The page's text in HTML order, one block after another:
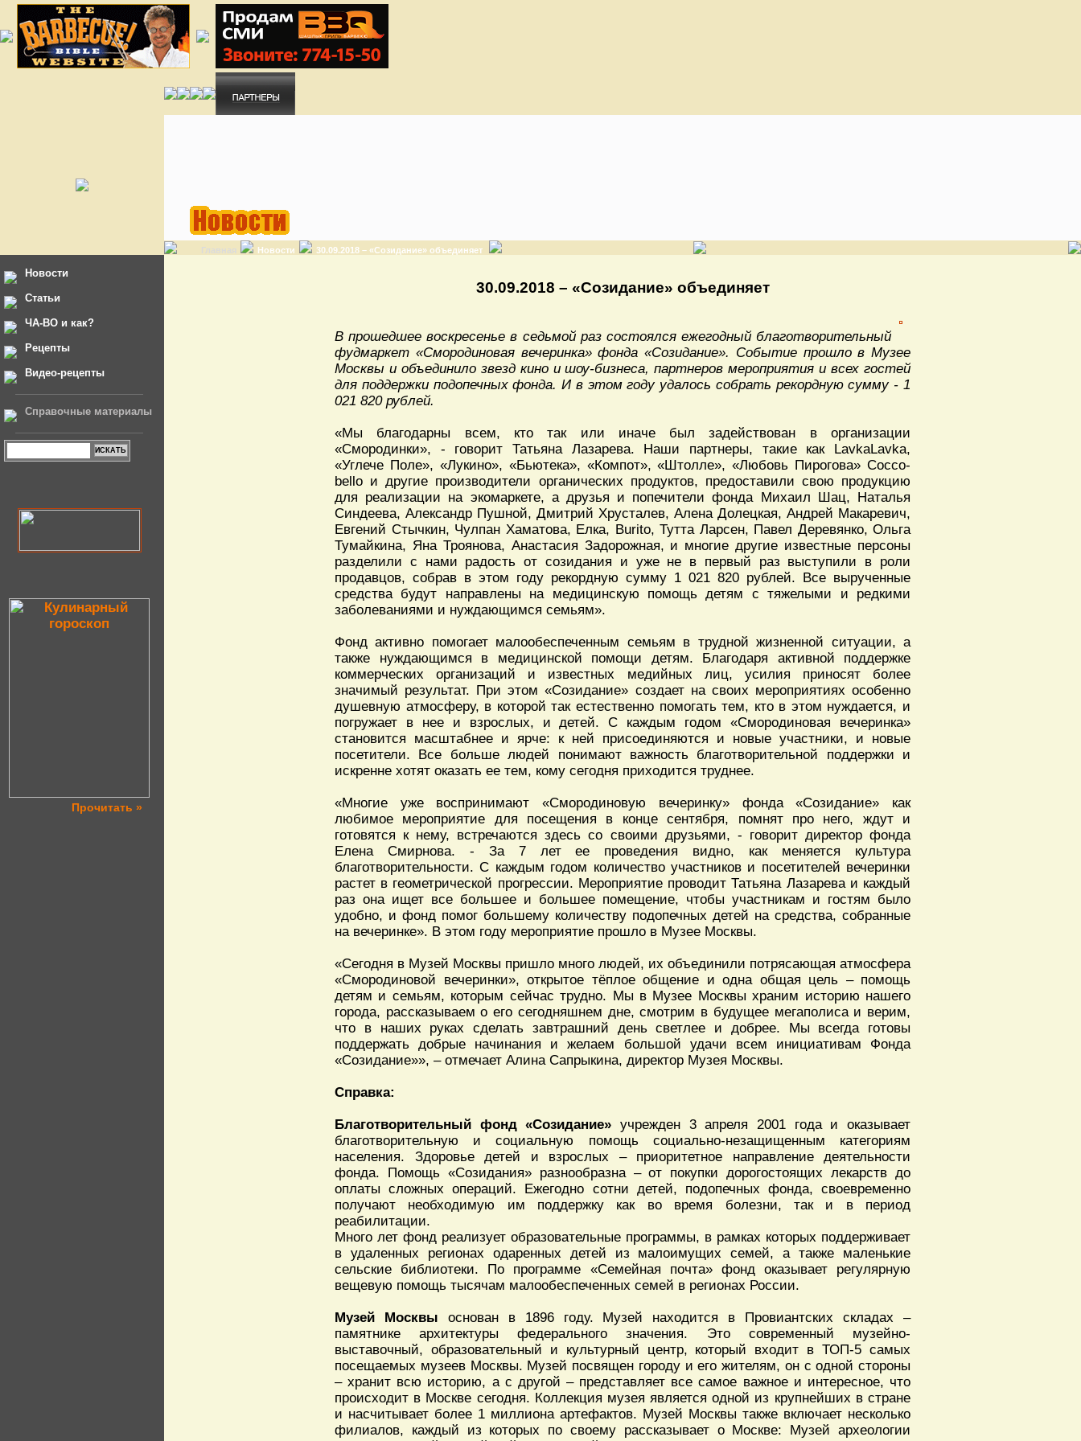
Главная Новости 30.09.2018 – «Созидание» объединяет
Новости
Статьи
ЧА-ВО и как?
Рецепты
Видео-рецепты
Справочные материалы
Прочитать »
30.09.2018 – «Созидание» объединяет
В прошедшее воскресенье в седьмой раз состоялся ежегодный благотворительный
фудмаркет «Смородиновая вечеринка» фонда «Созидание». Событие прошло в Музее
Москвы и объединило звезд кино и шоу-бизнеса, партнеров мероприятия и всех гостей
для поддержки подопечных фонда. И в этом году удалось собрать рекордную сумму - 1
021 820 рублей.
«Мы благодарны всем, кто так или иначе был задействован в организации
«Смородинки», - говорит Татьяна Лазарева. Наши партнеры, такие как LavkaLavka,
«Углече Поле», «Лукино», «Бьютека», «Компот», «Штолле», «Любовь Пирогова» Cocco-
bello и другие производители органических продуктов, предоставили свою продукцию
для реализации на экомаркете, а друзья и попечители фонда Михаил Шац, Наталья
Синдеева, Александр Пушной, Дмитрий Хрусталев, Алена Долецкая, Андрей Макаревич,
Евгений Стычкин, Чулпан Хаматова, Елка, Burito, Тутта Ларсен, Павел Деревянко, Ольга
Тумайкина, Яна Троянова, Анастасия Задорожная, и многие другие известные персоны
разделили с нами радость от созидания и уже не в первый раз выступили в роли
продавцов, собрав в этом году рекордную сумму 1 021 820 рублей. Все вырученные
средства будут направлены на медицинскую помощь детям с тяжелыми и редкими
заболеваниями и нуждающимся семьям».
Фонд активно помогает малообеспеченным семьям в трудной жизненной ситуации, а
также нуждающимся в медицинской помощи детям. Благодаря активной поддержке
коммерческих организаций и известных медийных лиц, усилия приносят более
значимый результат. При этом «Созидание» создает на своих мероприятиях особенно
душевную атмосферу, в которой так естественно помогать тем, кто в этом нуждается, и
погружает в нее и взрослых, и детей. С каждым годом «Смородиновая вечеринка»
становится масштабнее и ярче: к ней присоединяются и новые участники, и новые
посетители. Все больше людей понимают важность благотворительной поддержки и
искренне хотят оказать ее тем, кому сегодня приходится труднее.
«Многие уже воспринимают «Смородиновую вечеринку» фонда «Созидание» как
любимое мероприятие для посещения в конце сентября, помнят про него, ждут и
готовятся к нему, встречаются здесь со своими друзьями, - говорит директор фонда
Елена Смирнова. - За 7 лет ее проведения видно, как меняется культура
благотворительности. С каждым годом количество участников и посетителей вечеринки
растет в геометрической прогрессии. Мероприятие проводит Татьяна Лазарева и каждый
раз она ищет все большее и большее помещение, чтобы участникам и гостям было
удобно, и фонд помог большему количеству подопечных детей на средства, собранные
на вечеринке». В этом году мероприятие прошло в Музее Москвы.
«Сегодня в Музей Москвы пришло много людей, их объединили потрясающая атмосфера
«Смородиновой вечеринки», открытое тёплое общение и одна общая цель – помощь
детям и семьям, которым сейчас трудно. Мы в Музее Москвы храним историю нашего
города, рассказываем о его сегодняшнем дне, смотрим в будущее мегаполиса и верим,
что в наших руках сделать завтрашний день светлее и добрее. Мы всегда готовы
поддержать добрые начинания и желаем большой удачи всем инициативам Фонда
«Созидание»», – отмечает Алина Сапрыкина, директор Музея Москвы.
Справка:
Благотворительный фонд «Созидание» учрежден 3 апреля 2001 года и оказывает
благотворительную и социальную помощь социально-незащищенным категориям
населения. Здоровье детей и взрослых – приоритетное направление деятельности
фонда. Помощь «Созидания» разнообразна – от покупки дорогостоящих лекарств до
оплаты сложных операций. Ежегодно сотни детей, подопечных фонда, своевременно
получают необходимую им поддержку как во время болезни, так и в период
реабилитации.
Много лет фонд реализует образовательные программы, в рамках которых поддерживает
в удаленных регионах одаренных детей из малоимущих семей, а также маленькие
сельские библиотеки. По программе «Семейная почта» фонд оказывает регулярную
вещевую помощь тысячам малообеспеченных семей в регионах России.
Музей Москвы основан в 1896 году. Музей находится в Провиантских складах –
памятнике архитектуры федерального значения. Это современный музейно-
выставочный, образовательный и культурный центр, который входит в ТОП-5 самых
посещаемых музеев Москвы. Музей посвящен городу и его жителям, он с одной стороны
– хранит всю историю, а с другой – представляет все самое важное и интересное, что
происходит в Москве сегодня. Коллекция музея является одной из крупнейших в стране
и насчитывает более 1 миллиона артефактов. Музей Москвы также включает несколько
филиалов, каждый из которых по своему рассказывает о Москве: Музей археологии